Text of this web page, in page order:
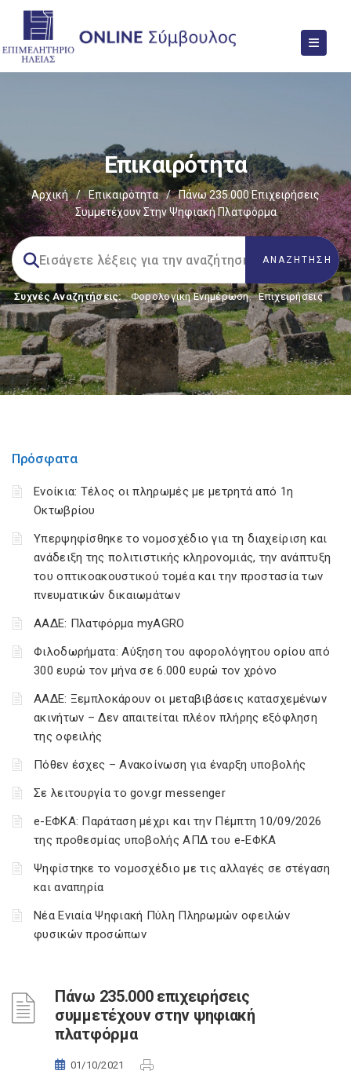
Επικαιρότητα
Αρχική / Επικαιρότητα /
Πάνω 235.000 Επιχειρήσεις
Συμμετέχουν Στην Ψηφιακή Πλατφόρμα
Συχνές Αναζητήσεις: Φορολογικη Ενημέρωση, Επιχειρήσεις
Πρόσφατα
Ενοίκια: Τέλος οι πληρωμές με μετρητά από 1η
Οκτωβρίου
Υπερψηφίσθηκε το νομοσχέδιο για τη διαχείριση και
ανάδειξη της πολιτιστικής κληρονομιάς, την ανάπτυξη
του οπτικοακουστικού τομέα και την προστασία των
πνευματικών δικαιωμάτων
ΑΑΔΕ: Πλατφόρμα myAGRO
Φιλοδωρήματα: Αύξηση του αφορολόγητου ορίου από
300 ευρώ τον μήνα σε 6.000 ευρώ τον χρόνο
ΑΑΔΕ: Ξεμπλοκάρουν οι μεταβιβάσεις κατασχεμένων
ακινήτων – Δεν απαιτείται πλέον πλήρης εξόφληση
της οφειλής
Πόθεν έσχες – Ανακοίνωση για έναρξη υποβολής
Σε λειτουργία το gov.gr messenger
e-ΕΦΚΑ: Παράταση μέχρι και την Πέμπτη 10/09/2026
της προθεσμίας υποβολής ΑΠΔ του e-ΕΦΚΑ
Ψηφίστηκε το νομοσχέδιο με τις αλλαγές σε στέγαση
και αναπηρία
Νέα Ενιαία Ψηφιακή Πύλη Πληρωμών οφειλών
φυσικών προσώπων
Πάνω 235.000 επιχειρήσεις
συμμετέχουν στην ψηφιακή
πλατφόρμα
01/10/2021